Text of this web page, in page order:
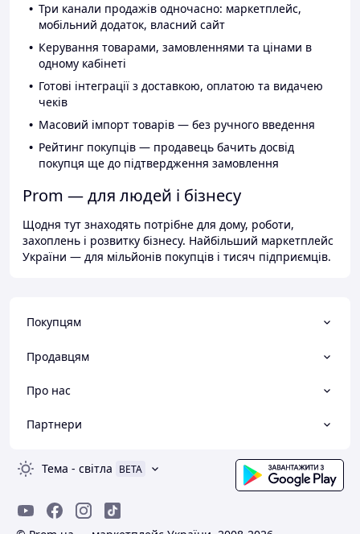
Три канали продажів одночасно: маркетплейс,
мобільний додаток, власний сайт
Керування товарами, замовленнями та цінами в
одному кабінеті
Готові інтеграції з доставкою, оплатою та видачею
чеків
Масовий імпорт товарів — без ручного введення
Рейтинг покупців — продавець бачить досвід
покупця ще до підтвердження замовлення
Prom — для людей і бізнесу
Щодня тут знаходять потрібне для дому, роботи,
захоплень і розвитку бізнесу. Найбільший маркетплейс
України — для мільйонів покупців і тисяч підприємців.
Покупцям
Продавцям
Про нас
Партнери
Тема - світла BETA